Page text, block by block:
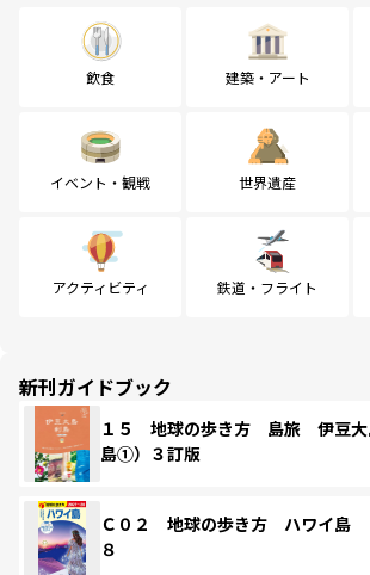
飲食 建築・アート
イベント・観戦 世界遺産
アクティビティ 鉄道・フライト
新刊ガイドブック
１５ 地球の歩き方 島旅 伊豆
島①）３訂版
Ｃ０２ 地球の歩き方 ハワイ島
８